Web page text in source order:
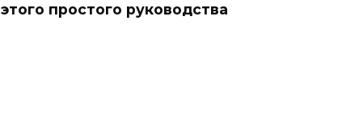
этого простого руководства